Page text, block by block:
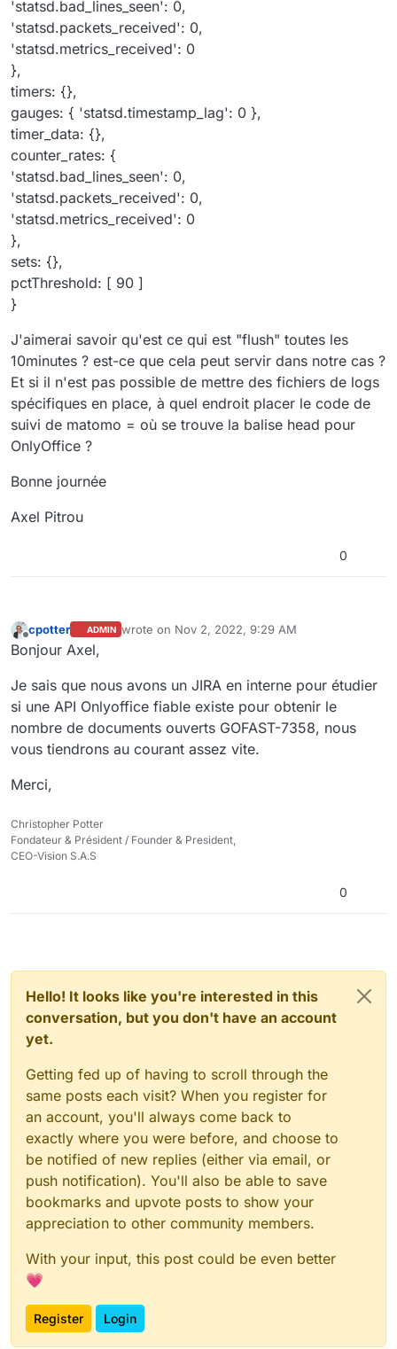
'statsd.bad_lines_seen': 0,
'statsd.packets_received': 0,
'statsd.metrics_received': 0
},
timers: {},
gauges: { 'statsd.timestamp_lag': 0 },
timer_data: {},
counter_rates: {
'statsd.bad_lines_seen': 0,
'statsd.packets_received': 0,
'statsd.metrics_received': 0
},
sets: {},
pctThreshold: [ 90 ]
}
J'aimerai savoir qu'est ce qui est "flush" toutes les
10minutes ? est-ce que cela peut servir dans notre cas ?
Et si il n'est pas possible de mettre des fichiers de logs
spécifiques en place, à quel endroit placer le code de
suivi de matomo = où se trouve la balise head pour
OnlyOffice ?
Bonne journée
Axel Pitrou
0
Offline
cpotter ADMIN wrote on Nov 2, 2022, 9:29 AM
last edited by
Bonjour Axel,
Je sais que nous avons un JIRA en interne pour étudier
si une API Onlyoffice fiable existe pour obtenir le
nombre de documents ouverts GOFAST-7358, nous
vous tiendrons au courant assez vite.
Merci,
Christopher Potter
Fondateur & Président / Founder & President,
CEO-Vision S.A.S
0
Hello! It looks like you're interested in this
conversation, but you don't have an account
yet.
Getting fed up of having to scroll through the
same posts each visit? When you register for
an account, you'll always come back to
exactly where you were before, and choose to
be notified of new replies (either via email, or
push notification). You'll also be able to save
bookmarks and upvote posts to show your
appreciation to other community members.
With your input, this post could be even better
💗
Register Login